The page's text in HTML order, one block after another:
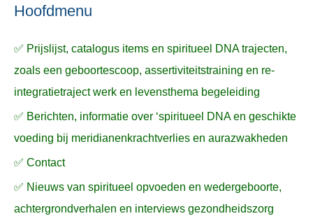
na
r
:
Hoofdmenu
✅ Prijslijst, catalogus items en spiritueel DNA trajecten,
zoals een geboortescoop, assertiviteitstraining en re-
integratietraject werk en levensthema begeleiding
✅ Berichten, informatie over ‘spiritueel DNA en geschikte
voeding bij meridianenkrachtverlies en aurazwakheden
✅ Contact
✅ Nieuws van spiritueel opvoeden en wedergeboorte,
achtergrondverhalen en interviews gezondheidszorg
n